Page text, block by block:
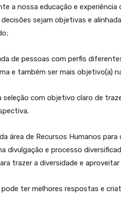
a nossa educação e experiência
sejam objetivas e
de pessoas com perfis
e também ser mais objetivo(a)
seleção com objetivo claro de
área de Recursos Humanos
divulgação e processo
trazer a diversidade e aproveitar
ter melhores respostas e